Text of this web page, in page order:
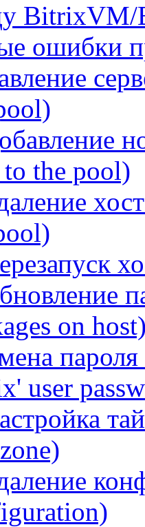
ошибки
the pool)
on
пароля
user